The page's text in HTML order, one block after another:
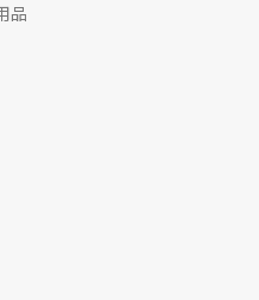
品